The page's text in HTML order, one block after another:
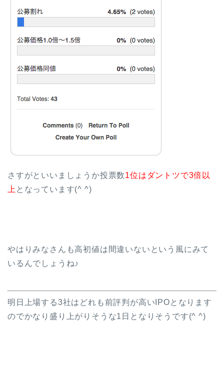
さすがといいましょうか投票数1位はダントツで3倍以
上 となっています(^ ^)
やはりみなさんも高初値は間違いないという風にみて
いるんでしょうね♪
明日上場する3社はどれも前評判が高いIPOとなります
のでかなり盛り上がりそうな1日となりそうです(^ ^)